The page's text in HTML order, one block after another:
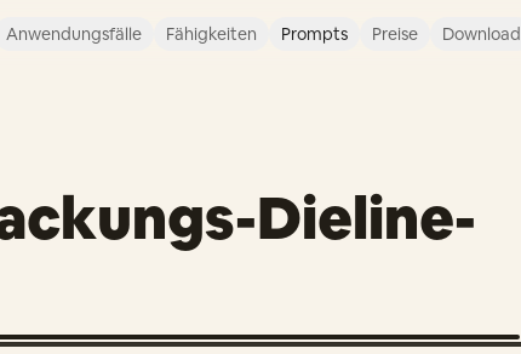
Anwendungsfälle Fähigkeiten Prompts Preise Download
Dieline-